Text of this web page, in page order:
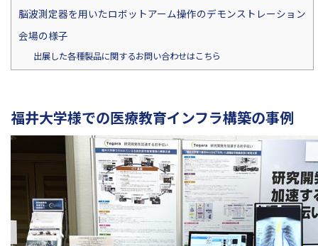
脳波測定器を用いたロボットアーム操作のデモンストレーション
会場の様子
出展した各種製品に関するお問い合わせはこちら
福井大学様での医療教育インフラ構築の事例